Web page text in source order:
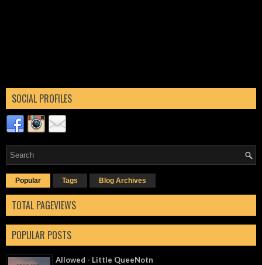
SOCIAL PROFILES
Popular Tags Blog Archives
TOTAL PAGEVIEWS
POPULAR POSTS
Allowed - Little QueeNotn